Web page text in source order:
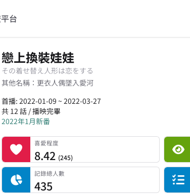
台
戀上換裝娃娃
その着せ替え人形は恋をする
其他名稱： 更衣人偶墜入愛河
首播: 2022-01-09 ~ 2022-03-27
共 12 話 / 播映完畢
2022年1月新番
喜愛程度 喜愛程度
8.42 (245)
平台累積觀看次數
記錄總人數
記錄總人數
435
完食人數
追番中人數
一時中斷人數
棄番人數
計劃觀看人數